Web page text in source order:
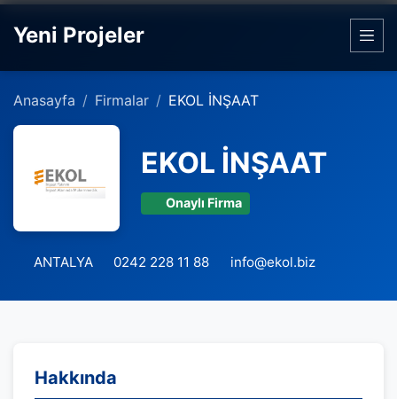
Yeni Projeler
Anasayfa Firmalar EKOL İNŞAAT
EKOL İNŞAAT
Onaylı Firma
ANTALYA 0242 228 11 88 info@ekol.biz
Hakkında